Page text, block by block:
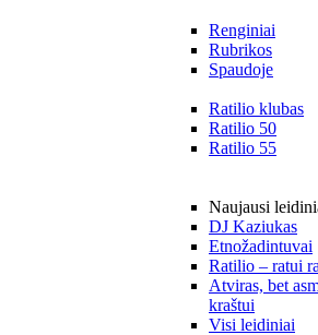
Renginiai
Rubrikos
Spaudoje
Ratilio klubas
Ratilio 50
Ratilio 55
Naujausi
DJ Kaziukas
Etnožadintuvai
Ratilio – ratui
Atviras, bet
kraštui
Visi leidiniai